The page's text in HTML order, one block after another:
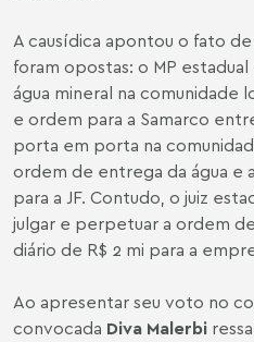
A causídica apontou o fato
foram opostas: o MP
água mineral na comunidade
e ordem para a Samarco
porta em porta na
ordem de entrega da água e
para a JF. Contudo, o juiz
julgar e perpetuar a ordem
diário de R$ 2 mi para a
Ao apresentar seu voto no
convocada Diva Malerbi